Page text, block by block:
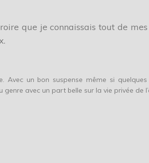
que je connaissais tout de
Avec un bon suspense même si
avec un part belle sur la vie privée de